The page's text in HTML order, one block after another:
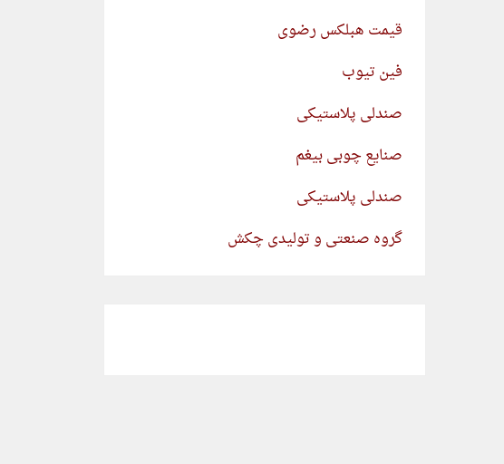
قیمت هبلکس رضوی
فین تیوب
صندلی پلاستیکی
صنایع چوبی بیغم
صندلی پلاستیکی
گروه صنعتی و تولیدی چکش